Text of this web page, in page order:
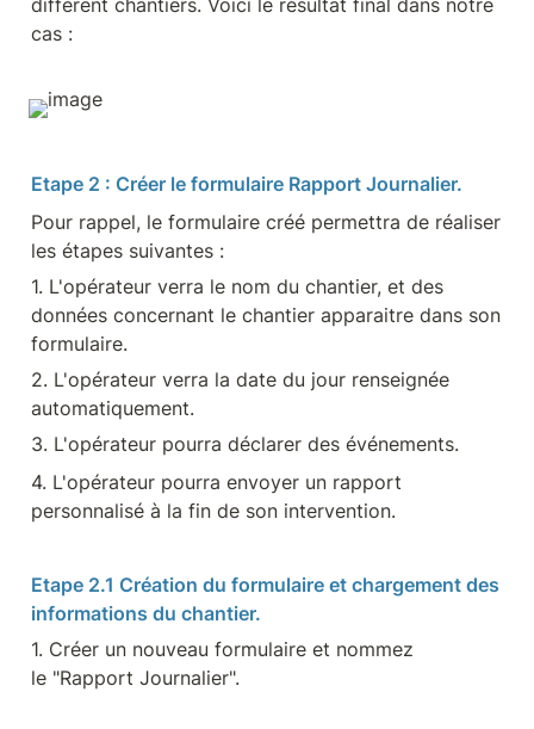
différent chantiers. Voici le résultat final dans notre
cas :
Etape 2 : Créer le formulaire Rapport Journalier.
Pour rappel, le formulaire créé permettra de réaliser
les étapes suivantes :
1. L'opérateur verra le nom du chantier, et des
données concernant le chantier apparaitre dans son
formulaire.
2. L'opérateur verra la date du jour renseignée
automatiquement.
3. L'opérateur pourra déclarer des événements.
4. L'opérateur pourra envoyer un rapport
personnalisé à la fin de son intervention.
Etape 2.1 Création du formulaire et chargement des
informations du chantier.
1. Créer un nouveau formulaire et nommez
le "Rapport Journalier".